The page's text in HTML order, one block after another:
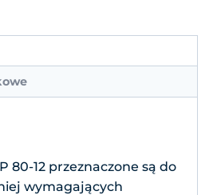
80-12 przeznaczone są do
wymagających